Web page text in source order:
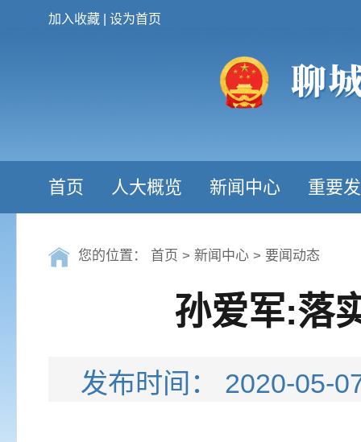
加入收藏 设为首页
首页 人大概览 新闻中心 重要
您的位置： 首页 > 新闻中心 > 要闻动态
孙爱军:落
发布时间： 2020-